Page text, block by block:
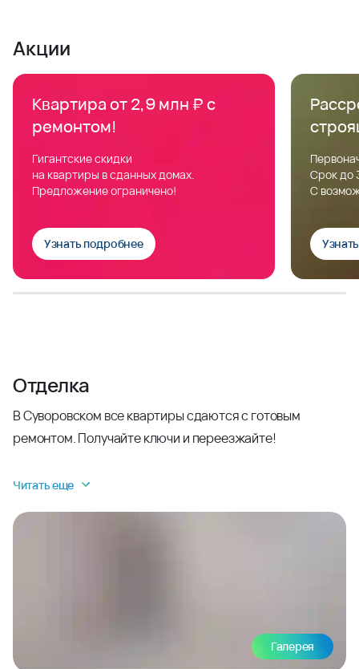
Акции
Квартира от 2,9 млн ₽ с
ремонтом!
Гигантские скидки
на квартиры в сданных домах.
Предложение ограничено!
Узнать подробнее
Срок до
С
Отделка
В Суворовском все квартиры сдаются с готовым
ремонтом. Получайте ключи и переезжайте!
Читать еще
Галерея